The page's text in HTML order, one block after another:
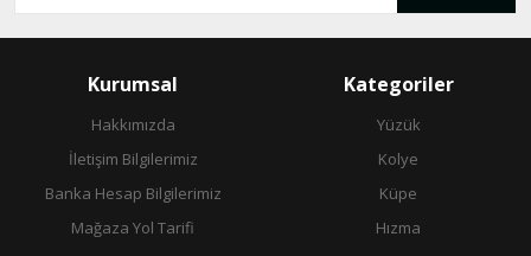
Kurumsal
Hakkımızda
İletişim Bilgilerimiz
Banka Hesap Bilgilerimiz
Mağaza Yol Tarifi
Kategoriler
Yüzük
Kolye
Küpe
Hızma